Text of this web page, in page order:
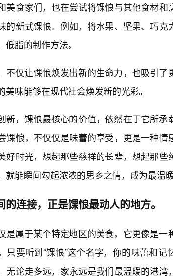
美食家们，也在尝试将馃悢与其他食材和
的新式馃悢。例如，将水果、坚果、巧克
低脂的制作方法。
不仅让馃悢焕发出新的生命力，也吸引了
美味能够在现代社会焕发新的光彩。
新，馃悢最核心的价值，依然在于它所承
馃悢，不仅仅是味蕾的享受，更是一种情
好时光，想起那些慈祥的长辈，想起那些
就能瞬间勾起浓浓的思乡之情，成为最温暖
的连接，正是馃悢最动人的地方。
是属于某个特定地区的美食，它更像是一
只要听到“馃悢”这个名字，你的味蕾和记
无论走多远，家永远是我们最温暖的港湾